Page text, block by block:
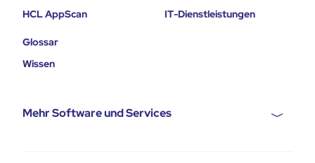
HCL AppScan
IT-Dienstleistungen
Glossar
Wissen
Mehr Software und Services